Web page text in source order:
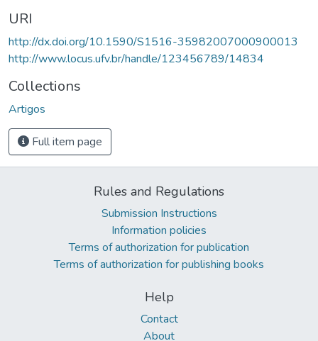
URI
http://dx.doi.org/10.1590/S1516-35982007000900013
http://www.locus.ufv.br/handle/123456789/14834
Collections
Artigos
Full item page
Rules and Regulations
Submission Instructions
Information policies
Terms of authorization for publication
Terms of authorization for publishing books
Help
Contact
About